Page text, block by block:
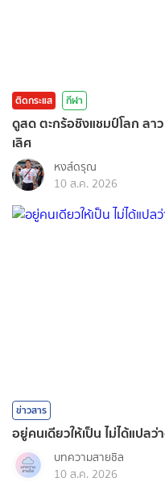
ติดกระแส กีฬา
ดูสด ตะกร้อชิงแชมป์โลก ลา
เลิศ
หงส์ดรุณ
10 ส.ค. 2026
ข่าวสาร
อยู่คนเดียวให้เป็น ไม่ได้แปลว่
บทความสายชิล
10 ส.ค. 2026